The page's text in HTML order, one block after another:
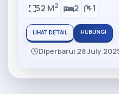
52 M2 2 1
LIHAT DETAIL HUBUNGI
Diperbarui 28 July